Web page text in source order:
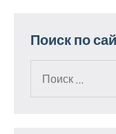
Поиск по